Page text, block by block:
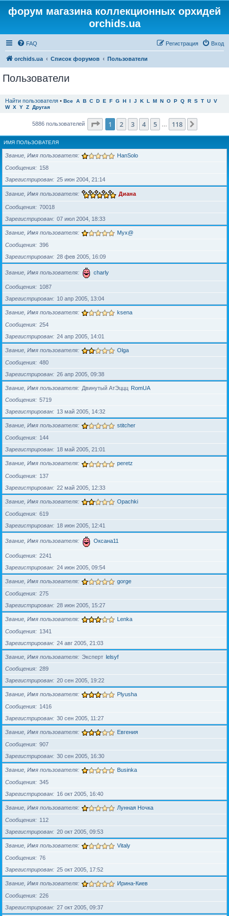
форум магазина коллекционных орхидей
orchids.ua
FAQ Вход
Регистрация
orchids.ua Список форумов Пользователи
Пользователи
Найти пользователя • Все A B C D E F G H I J K L M N O P Q R S T U V
W X Y Z Другая
5886 пользователей Страница из 118
1 2 3 4 5 118
ИМЯ ПОЛЬЗОВАТЕЛЯ
Звание, Имя пользователя HanSolo
Сообщения
158
Зарегистрирован
25 июн 2004, 21:14
Звание, Имя пользователя Диана
Сообщения
70018
Зарегистрирован
07 июл 2004, 18:33
Звание, Имя пользователя Myx@
Сообщения
396
Зарегистрирован
28 фев 2005, 16:09
Звание, Имя пользователя charly
Сообщения
1087
Зарегистрирован
10 апр 2005, 13:04
Звание, Имя пользователя ksena
Сообщения
254
Зарегистрирован
24 апр 2005, 14:01
Звание, Имя пользователя Olga
Сообщения
480
Зарегистрирован
26 апр 2005, 09:38
Звание, Имя пользователя Двинутый АтЭццц RomUA
Сообщения
5719
Зарегистрирован
13 май 2005, 14:32
Звание, Имя пользователя stitcher
Сообщения
144
Зарегистрирован
18 май 2005, 21:01
Звание, Имя пользователя peretz
Сообщения
137
Зарегистрирован
22 май 2005, 12:33
Звание, Имя пользователя Opachki
Сообщения
619
Зарегистрирован
18 июн 2005, 12:41
Звание, Имя пользователя Оксана11
Сообщения
2241
Зарегистрирован
24 июн 2005, 09:54
Звание, Имя пользователя gorge
Сообщения
275
Зарегистрирован
28 июн 2005, 15:27
Звание, Имя пользователя Lenka
Сообщения
1341
Зарегистрирован
24 авг 2005, 21:03
Звание, Имя пользователя Эксперт lelsyf
Сообщения
289
Зарегистрирован
20 сен 2005, 19:22
Звание, Имя пользователя Plyusha
Сообщения
1416
Зарегистрирован
30 сен 2005, 11:27
Звание, Имя пользователя Евгения
Сообщения
907
Зарегистрирован
30 сен 2005, 16:30
Звание, Имя пользователя Businka
Сообщения
345
Зарегистрирован
16 окт 2005, 16:40
Звание, Имя пользователя Лунная Ночка
Сообщения
112
Зарегистрирован
20 окт 2005, 09:53
Звание, Имя пользователя Vitaly
Сообщения
76
Зарегистрирован
25 окт 2005, 17:52
Звание, Имя пользователя Ирина-Киев
Сообщения
226
Зарегистрирован
27 окт 2005, 09:37